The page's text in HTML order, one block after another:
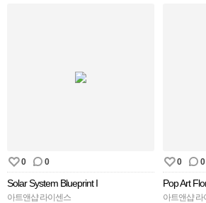
0 0
Solar System Blueprint I
아트앤샵 라이센스
0 0
Pop Art
아트앤샵 라